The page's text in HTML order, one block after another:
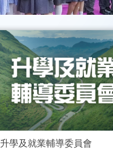
升學及就業輔導委員會